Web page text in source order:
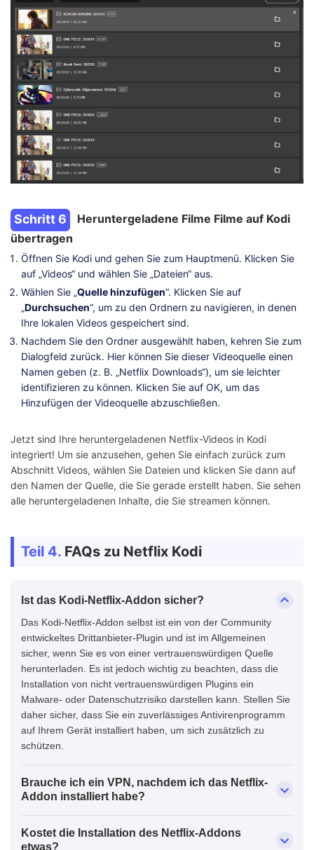
Schritt 6
Heruntergeladene Filme Filme auf Kodi
übertragen
Öffnen Sie Kodi und gehen Sie zum Hauptmenü. Klicken Sie
auf „Videos“ und wählen Sie „Dateien“ aus.
Wählen Sie „Quelle hinzufügen“. Klicken Sie auf
„Durchsuchen“, um zu den Ordnern zu navigieren, in denen
Ihre lokalen Videos gespeichert sind.
Nachdem Sie den Ordner ausgewählt haben, kehren Sie zum
Dialogfeld zurück. Hier können Sie dieser Videoquelle einen
Namen geben (z. B. „Netflix Downloads“), um sie leichter
identifizieren zu können. Klicken Sie auf OK, um das
Hinzufügen der Videoquelle abzuschließen.
Jetzt sind Ihre heruntergeladenen Netflix-Videos in Kodi
integriert! Um sie anzusehen, gehen Sie einfach zurück zum
Abschnitt Videos, wählen Sie Dateien und klicken Sie dann auf
den Namen der Quelle, die Sie gerade erstellt haben. Sie sehen
alle heruntergeladenen Inhalte, die Sie streamen können.
Teil 4. FAQs zu Netflix Kodi
Ist das Kodi-Netflix-Addon sicher?
Das Kodi-Netflix-Addon selbst ist ein von der Community
entwickeltes Drittanbieter-Plugin und ist im Allgemeinen
sicher, wenn Sie es von einer vertrauenswürdigen Quelle
herunterladen. Es ist jedoch wichtig zu beachten, dass die
Installation von nicht vertrauenswürdigen Plugins ein
Malware- oder Datenschutzrisiko darstellen kann. Stellen Sie
daher sicher, dass Sie ein zuverlässiges Antivirenprogramm
auf Ihrem Gerät installiert haben, um sich zusätzlich zu
schützen.
Brauche ich ein VPN, nachdem ich das Netflix-
Addon installiert habe?
Kostet die Installation des Netflix-Addons
etwas?